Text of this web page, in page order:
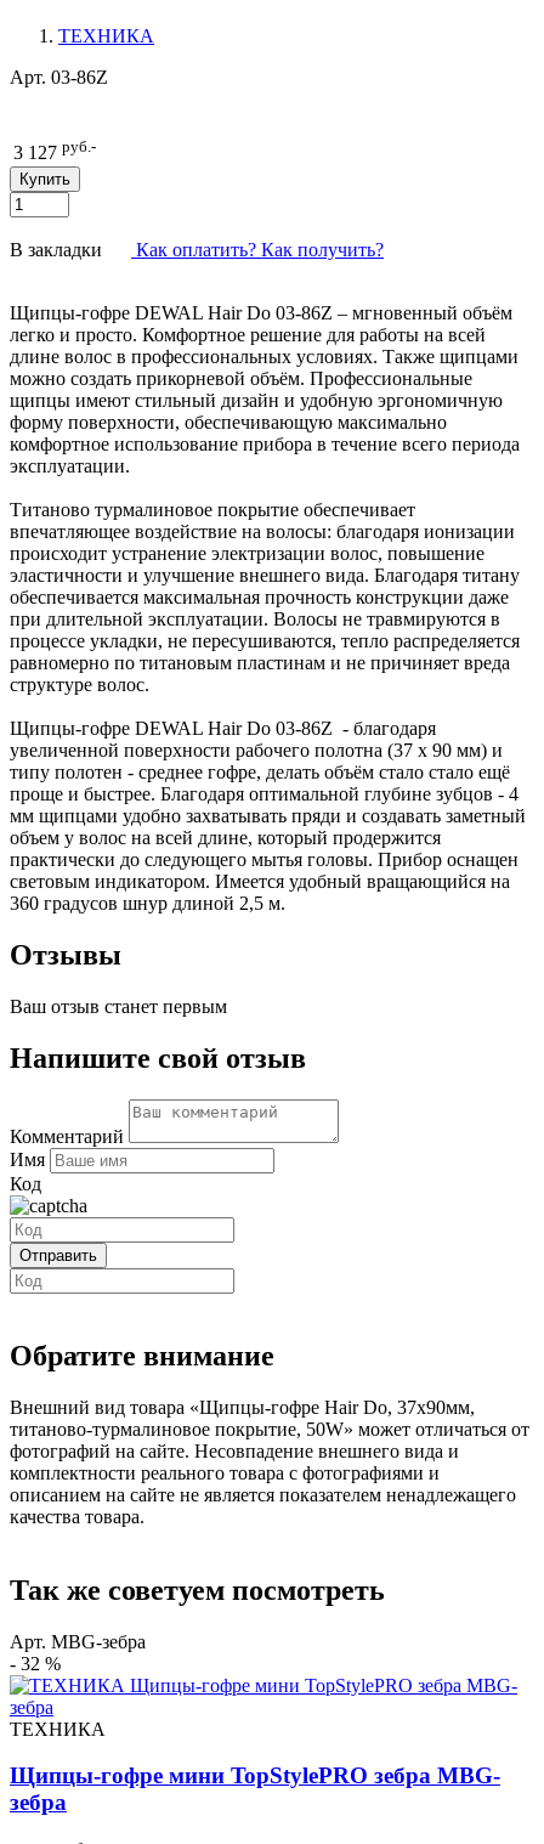
ТЕХНИКА
Арт. 03-86Z
3 127 руб.-
В закладки Как оплатить? Как получить?
Щипцы-гофре DEWAL Hair Do 03-86Z – мгновенный объём
легко и просто. Комфортное решение для работы на всей
длине волос в профессиональных условиях. Также щипцами
можно создать прикорневой объём. Профессиональные
щипцы имеют стильный дизайн и удобную эргономичную
форму поверхности, обеспечивающую максимально
комфортное использование прибора в течение всего периода
эксплуатации.
Титаново турмалиновое покрытие обеспечивает
впечатляющее воздействие на волосы: благодаря ионизации
происходит устранение электризации волос, повышение
эластичности и улучшение внешнего вида. Благодаря титану
обеспечивается максимальная прочность конструкции даже
при длительной эксплуатации. Волосы не травмируются в
процессе укладки, не пересушиваются, тепло распределяется
равномерно по титановым пластинам и не причиняет вреда
структуре волос.
Щипцы-гофре DEWAL Hair Do 03-86Z - благодаря
увеличенной поверхности рабочего полотна (37 х 90 мм) и
типу полотен - среднее гофре, делать объём стало стало ещё
проще и быстрее. Благодаря оптимальной глубине зубцов - 4
мм щипцами удобно захватывать пряди и создавать заметный
объем у волос на всей длине, который продержится
практически до следующего мытья головы. Прибор оснащен
световым индикатором. Имеется удобный вращающийся на
360 градусов шнур длиной 2,5 м.
Отзывы
Ваш отзыв станет первым
Напишите свой отзыв
Комментарий
Имя
Код
Обратите внимание
Внешний вид товара «Щипцы-гофре Hair Do, 37х90мм,
титаново-турмалиновое покрытие, 50W» может отличаться от
фотографий на сайте. Несовпадение внешнего вида и
комплектности реального товара с фотографиями и
описанием на сайте не является показателем ненадлежащего
качества товара.
Так же советуем посмотреть
Арт. MBG-зебра
- 32 %
ТЕХНИКА
Щипцы-гофре мини TopStylePRO зебра MBG-
зебра